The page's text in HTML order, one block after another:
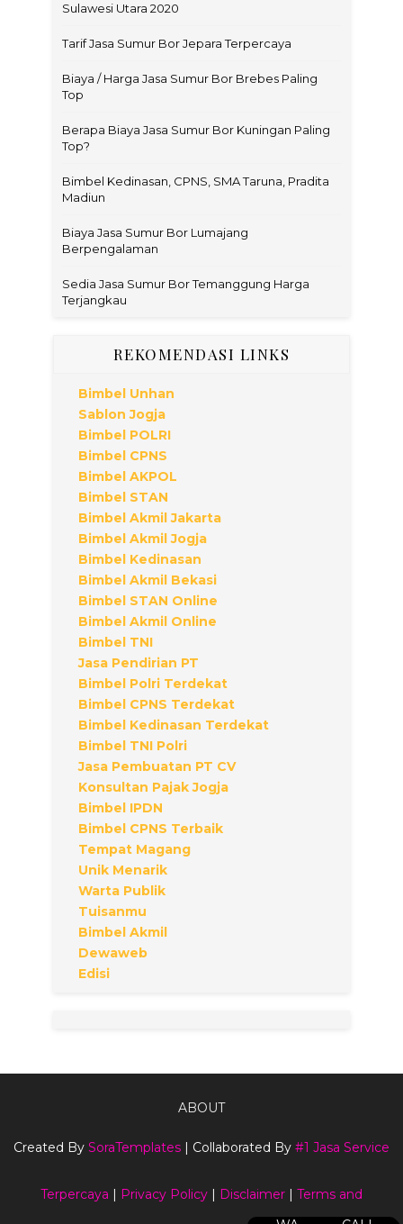
Sulawesi Utara 2020
Tarif Jasa Sumur Bor Jepara Terpercaya
Biaya / Harga Jasa Sumur Bor Brebes Paling
Top
Berapa Biaya Jasa Sumur Bor Kuningan Paling
Top?
Bimbel Kedinasan, CPNS, SMA Taruna, Pradita
Madiun
Biaya Jasa Sumur Bor Lumajang
Berpengalaman
Sedia Jasa Sumur Bor Temanggung Harga
Terjangkau
REKOMENDASI LINKS
Bimbel Unhan
Sablon Jogja
Bimbel POLRI
Bimbel CPNS
Bimbel AKPOL
Bimbel STAN
Bimbel Akmil Jakarta
Bimbel Akmil Jogja
Bimbel Kedinasan
Bimbel Akmil Bekasi
Bimbel STAN Online
Bimbel Akmil Online
Bimbel TNI
Jasa Pendirian PT
Bimbel Polri Terdekat
Bimbel CPNS Terdekat
Bimbel Kedinasan Terdekat
Bimbel TNI Polri
Jasa Pembuatan PT CV
Konsultan Pajak Jogja
Bimbel IPDN
Bimbel CPNS Terbaik
Tempat Magang
Unik Menarik
Warta Publik
Tuisanmu
Bimbel Akmil
Dewaweb
Edisi
ABOUT
Created By SoraTemplates | Collaborated By #1 Jasa Service
Terpercaya | Privacy Policy | Disclaimer | Terms and